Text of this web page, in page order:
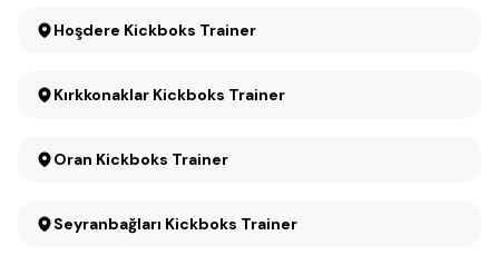
Hoşdere Kickboks Trainer
Kırkkonaklar Kickboks Trainer
Oran Kickboks Trainer
Seyranbağları Kickboks Trainer